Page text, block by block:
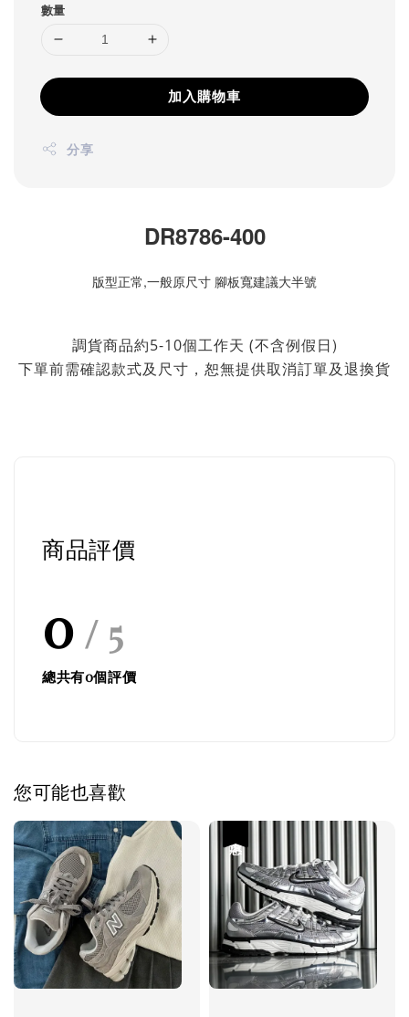
數量
加入購物車
分享
DR8786-400
版型正常,一般原尺寸 腳板寬建議大半號
調貨商品約5-10個工作天 (不含例假日)
下單前需確認款式及尺寸，恕無提供取消訂單及退換貨
商品評價
0 / 5
總共有0個評價
您可能也喜歡